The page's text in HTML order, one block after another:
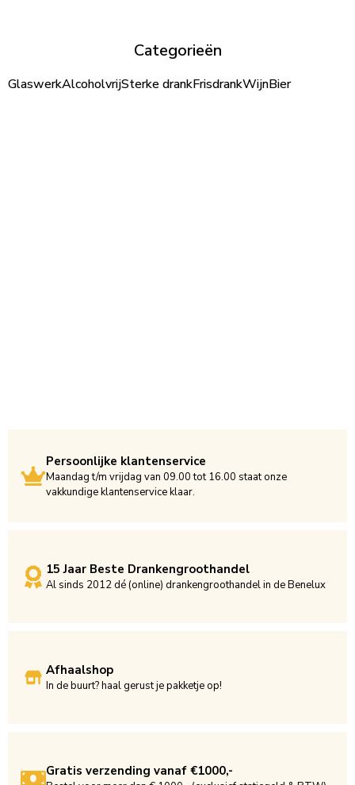
Categorieën
GlaswerkAlcoholvrijSterke drankFrisdrankWijnBier
Persoonlijke klantenservice
Maandag t/m vrijdag van 09.00 tot 16.00 staat onze
vakkundige klantenservice klaar.
15 Jaar Beste Drankengroothandel
Al sinds 2012 dé (online) drankengroothandel in de Benelux
Afhaalshop
In de buurt? haal gerust je pakketje op!
Gratis verzending vanaf €1000,-